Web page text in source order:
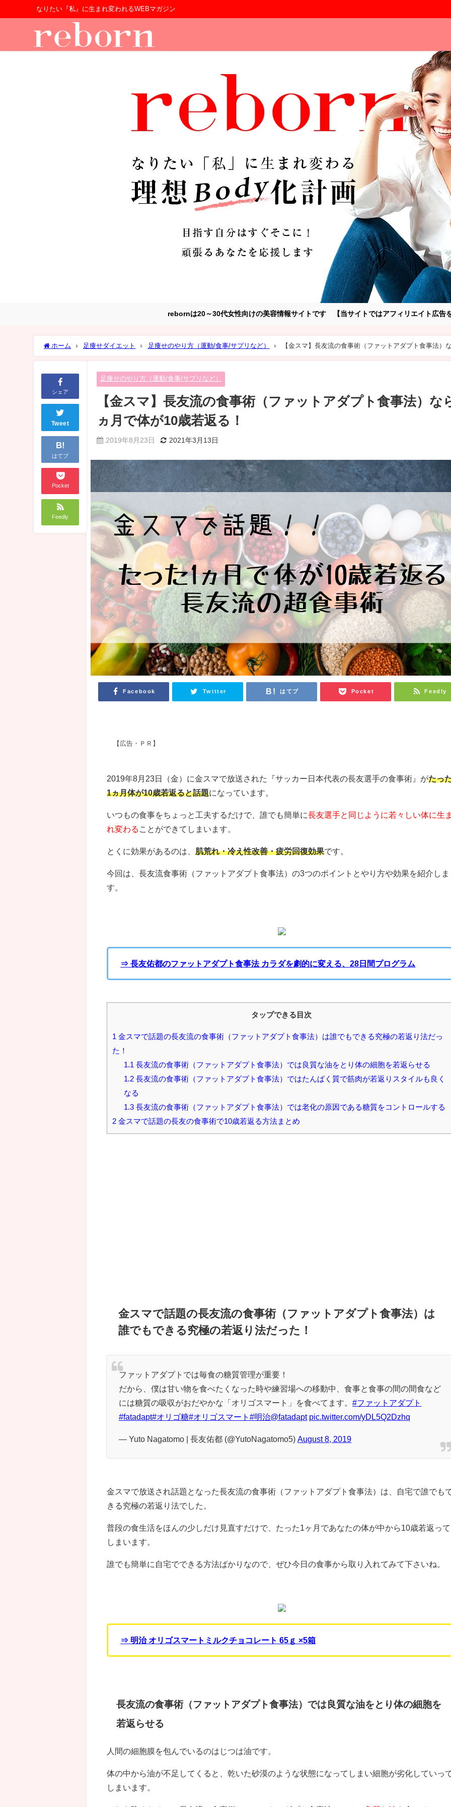
なりたい『私』に生まれ変われるWEBマガジン
rebornは20～30代女性向けの美容情報サイトです 【当サイトではアフィリエイト広告を
ホーム 足痩せダイエット 足痩せのやり方（運動/食事/サプリなど）
【金スマ】長友流の食事術（ファットアダプト食事法）な
シェア
Tweet
B!
はてブ
Pocket
Feedly
足痩せのやり方（運動/食事/サプリなど）
【金スマ】長友流の食事術（ファットアダプト食事法）な
ヵ月で体が10歳若返る！
2019年8月23日 2021年3月13日
Facebook Twitter はてブ Pocket Feedly
【広告・ＰＲ】
2019年8月23日（金）に金スマで放送された『サッカー日本代表の長友選手の食事術』がたっ
1ヵ月体が10歳若返ると話題になっています。
いつもの食事をちょっと工夫するだけで、誰でも簡単に長友選手と同じように若々しい体に生ま
れ変わる ことができてしまいます。
とくに効果があるのは、肌荒れ・冷え性改善・疲労回復効果です。
今回は、長友流食事術（ファットアダプト食事法）の3つのポイントとやり方や効果を紹介しま
す。
⇒ 長友佑都のファットアダプト食事法 カラダを劇的に変える、28日間プログラム
タップできる目次
1 金スマで話題の長友流の食事術（ファットアダプト食事法）は誰でもできる究極の若返り法だっ
た！
1.1 長友流の食事術（ファットアダプト食事法）では良質な油をとり体の細胞を若返らせる
1.2 長友流の食事術（ファットアダプト食事法）ではたんぱく質で筋肉が若返りスタイルも良く
なる
1.3 長友流の食事術（ファットアダプト食事法）では老化の原因である糖質をコントロールする
2 金スマで話題の長友の食事術で10歳若返る方法まとめ
金スマで話題の長友流の食事術（ファットアダプト食事法）は
誰でもできる究極の若返り法だった！
ファットアダプトでは毎食の糖質管理が重要！
だから、僕は甘い物を食べたくなった時や練習場への移動中、食事と食事の間の間食など
には糖質の吸収がおだやかな「オリゴスマート」を食べてます。#ファットアダプト
#fatadapt#オリゴ糖#オリゴスマート#明治@fatadapt pic.twitter.com/yDL5Q2Dzhq
— Yuto Nagatomo | 長友佑都 (@YutoNagatomo5)August 8, 2019
金スマで放送され話題となった長友流の食事術（ファットアダプト食事法）は、自宅で誰でも
きる究極の若返り法でした。
普段の食生活をほんの少しだけ見直すだけで、たった1ヶ月であなたの体が中から10歳若返って
しまいます。
誰でも簡単に自宅でできる方法ばかりなので、ぜひ今日の食事から取り入れてみて下さいね。
⇒ 明治 オリゴスマートミルクチョコレート 65ｇ ×5箱
長友流の食事術（ファットアダプト食事法）では良質な油をとり体の細胞を
若返らせる
人間の細胞膜を包んでいるのはじつは油です。
体の中から油が不足してくると、乾いた砂漠のような状態になってしまい細胞が劣化していっ
しまいます。